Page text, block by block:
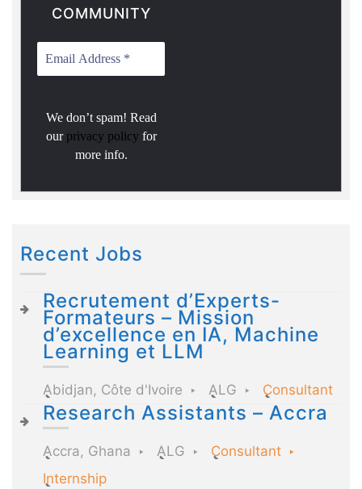
COMMUNITY
We don’t spam! Read
our privacy policy for
more info.
Recent Jobs
Recrutement d’Experts-
Formateurs – Mission
d’excellence en IA, Machine
Learning et LLM
Abidjan, Côte d'Ivoire ALG Consultant
Research Assistants – Accra
Accra, Ghana ALG
Consultant
Internship